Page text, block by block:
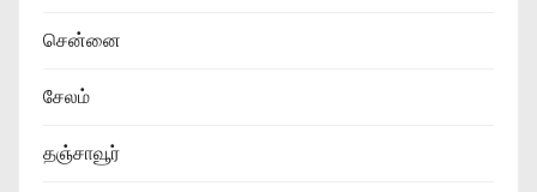
சென்னை
சேலம்
தஞ்சாவூர்